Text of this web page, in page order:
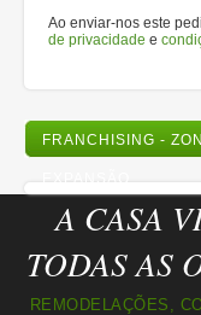
Ao enviar-nos este
de privacidade e
FRANCHISING -
EXPANSÃO
A CASA
TODAS AS
REMODELAÇÕES,